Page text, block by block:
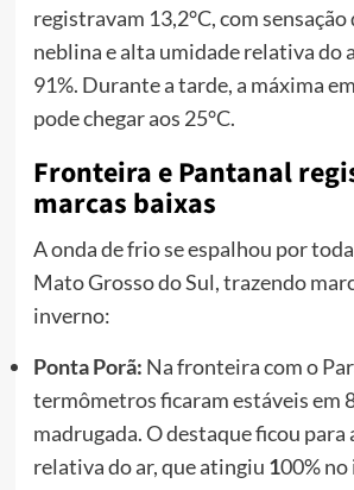
registravam 13,2°C, com sensação
neblina e alta umidade relativa do
91%. Durante a tarde, a máxima
pode chegar aos 25°C.
Fronteira e Pantanal
marcas baixas
A onda de frio se espalhou por
Mato Grosso do Sul, trazendo
inverno:
Ponta Porã: Na fronteira com o
termômetros ficaram estáveis em
madrugada. O destaque ficou para
relativa do ar, que atingiu 100% no